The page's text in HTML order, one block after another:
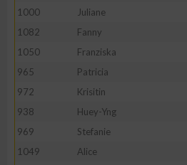
1000
Juliane
1082
Fanny
1050
Franziska
965
Patricia
972
Krisitin
938
Huey-Yng
969
Stefanie
1049
Alice